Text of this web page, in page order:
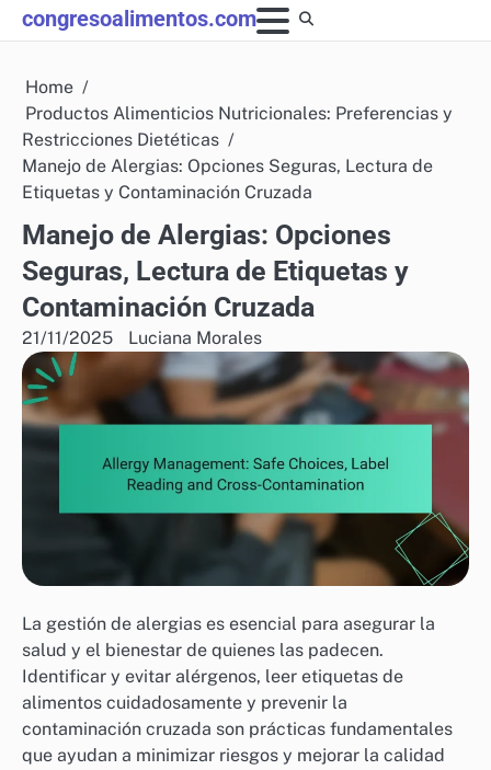
Skip
to
congresoalimentos.com
Home
Productos Alimenticios Nutricionales: Preferencias y
Restricciones Dietéticas
Manejo de Alergias: Opciones Seguras, Lectura de
Etiquetas y Contaminación Cruzada
Manejo de Alergias: Opciones
Seguras, Lectura de Etiquetas y
Contaminación Cruzada
21/11/2025 Luciana Morales
La gestión de alergias es esencial para asegurar la
salud y el bienestar de quienes las padecen.
Identificar y evitar alérgenos, leer etiquetas de
alimentos cuidadosamente y prevenir la
contaminación cruzada son prácticas fundamentales
que ayudan a minimizar riesgos y mejorar la calidad